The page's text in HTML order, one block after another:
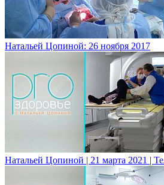
Натальей Цопиной: 26 ноября 2017
Натальей Цопиной | 21 марта 2021 |